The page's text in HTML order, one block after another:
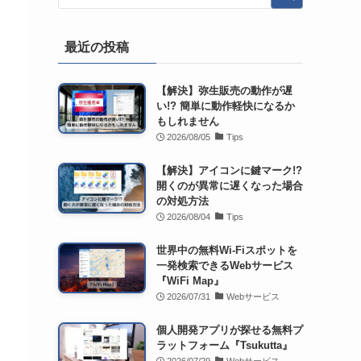
最近の投稿
【解決】弥生販売の動作が遅
い!? 簡単に動作軽快になるか
もしれません
2026/08/05 Tips
【解決】アイコンに鍵マーク!?
開くのが異常に遅くなった場合
の対処方法
2026/08/04 Tips
世界中の無料Wi-Fiスポットを
一発検索できるWebサービス
『WiFi Map』
2026/07/31 Webサービス
個人開発アプリが探せる無料プ
ラットフォーム『Tsukutta』